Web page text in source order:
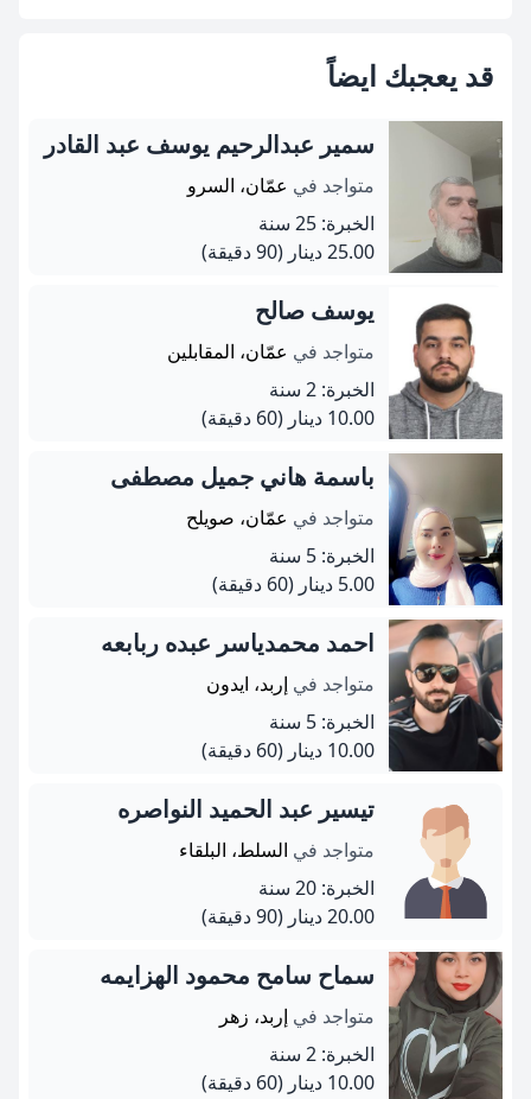
قد يعجبك ايضاً
سمير عبدالرحيم يوسف عبد القادر
متواجد في عمّان، السرو
الخبرة: 25 سنة
25.00 دينار
(90 دقيقة)
يوسف صالح
متواجد في عمّان، المقابلين
الخبرة: 2 سنة
10.00 دينار
(60 دقيقة)
باسمة هاني جميل مصطفى
متواجد في عمّان، صويلح
الخبرة: 5 سنة
5.00 دينار
(60 دقيقة)
احمد محمدياسر عبده ربابعه
متواجد في إربد، ايدون
الخبرة: 5 سنة
10.00 دينار
(60 دقيقة)
تيسير عبد الحميد النواصره
متواجد في السلط، البلقاء
الخبرة: 20 سنة
20.00 دينار
(90 دقيقة)
سماح سامح محمود الهزايمه
متواجد في إربد، زهر
الخبرة: 2 سنة
10.00 دينار
(60 دقيقة)